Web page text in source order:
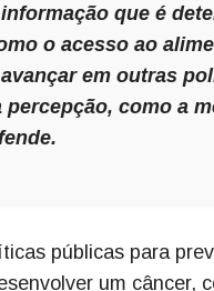
que é
o acesso ao
em outras
como a
públicas para
um câncer,